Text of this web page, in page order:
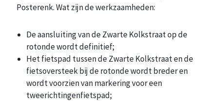
Posterenk. Wat zijn de werkzaamheden:
De aansluiting van de Zwarte Kolkstraat op de
rotonde wordt definitief;
Het fietspad tussen de Zwarte Kolkstraat en de
fietsoversteek bij de rotonde wordt breder en
wordt voorzien van markering voor een
tweerichtingenfietspad;